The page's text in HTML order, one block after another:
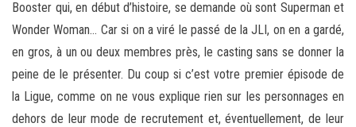
Booster qui, en début d’histoire, se demande où sont Superman et
Wonder Woman… Car si on a viré le passé de la JLI, on en a gardé,
en gros, à un ou deux membres près, le casting sans se donner la
peine de le présenter. Du coup si c’est votre premier épisode de
la Ligue, comme on ne vous explique rien sur les personnages en
dehors de leur mode de recrutement et, éventuellement, de leur